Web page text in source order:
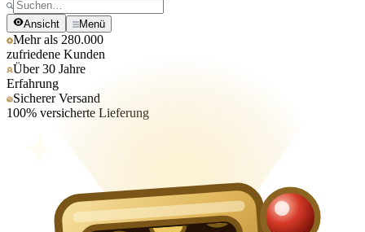
Ansicht Menü
Mehr als 280.000
zufriedene Kunden
Über 30 Jahre
Erfahrung
Sicherer Versand
100% versicherte Lieferung